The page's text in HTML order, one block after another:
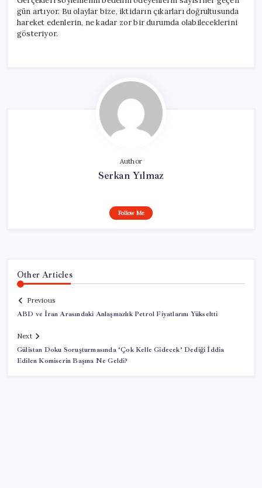
gün artıyor. Bu olaylar bize, iktidarın çıkarları doğrultusunda
hareket edenlerin, ne kadar zor bir durumda olabileceklerini
gösteriyor.
Author
Serkan Yılmaz
Follow Me
Other Articles
Previous
ABD ve İran Arasındaki Anlaşmazlık Petrol Fiyatlarını Yükseltti
Next
Gülistan Doku Soruşturmasında ‘Çok Kelle Gidecek’ Dediği İddia
Edilen Komiserin Başına Ne Geldi?